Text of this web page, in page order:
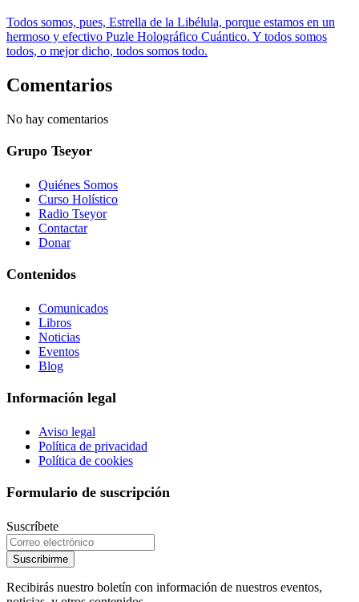
Todos somos, pues, Estrella de la Libélula, porque estamos en un
hermoso y efectivo Puzle Holográfico Cuántico. Y todos somos
todos, o mejor dicho, todos somos todo.
Comentarios
No hay comentarios
Grupo Tseyor
Quiénes Somos
Curso Holístico
Radio Tseyor
Contactar
Donar
Contenidos
Comunicados
Libros
Noticias
Eventos
Blog
Información legal
Aviso legal
Política de privacidad
Política de cookies
Formulario de suscripción
Suscríbete
Suscribirme
Recibirás nuestro boletín con información de nuestros eventos,